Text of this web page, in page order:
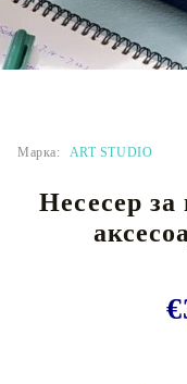
Марка: ART STUDIO
Несесер